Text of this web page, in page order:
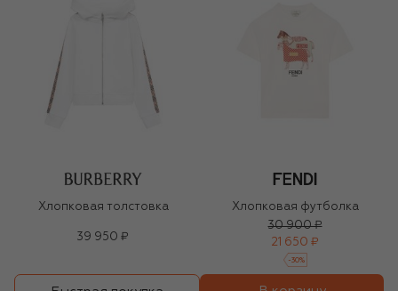
Хлопковая толстовка
39 950 ₽
Хлопковая футболка
30 900 ₽
21 650 ₽
-30%